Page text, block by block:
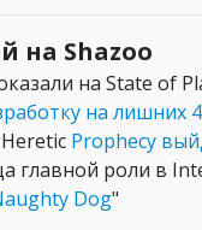
на Shazoo
на State of
на лишних
Prophecy
главной роли в
Dog"